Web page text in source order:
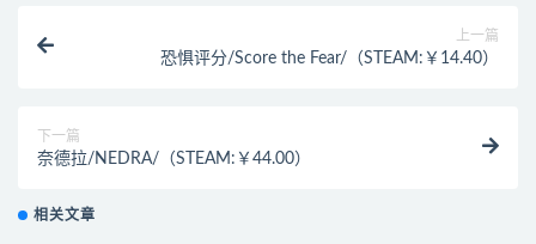
上一篇
恐惧评分/Score the Fear/（STEAM:￥14.40）
下一篇
奈德拉/NEDRA/（STEAM:￥44.00）
相关文章